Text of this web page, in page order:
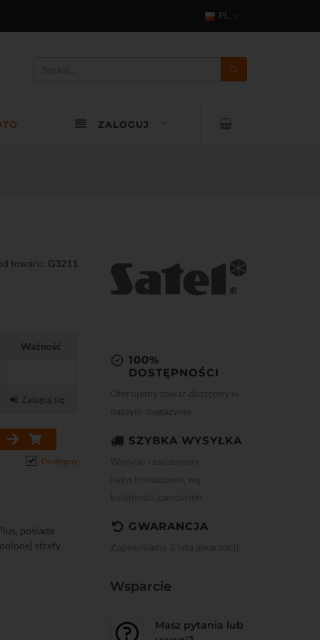
PL
ZALOGUJ
towaru: G3211
Ważność
Zaloguj się
Dostępny
posiada
strefy
100%
DOSTĘPNOŚCI
SZYBKA WYSYŁKA
GWARANCJA
Wsparcie
Masz pytania lub